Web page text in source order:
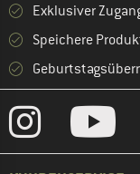
Exklusiver
Speichere